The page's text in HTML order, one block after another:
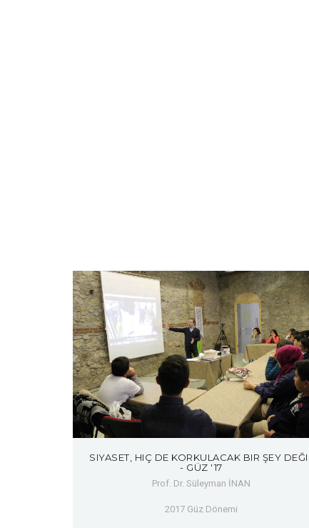
SIYASET, HIÇ DE KORKULACAK BIR ŞEY DEĞIL
- GÜZ '17
Prof. Dr. Süleyman İNAN
2017 Güz Dönemi